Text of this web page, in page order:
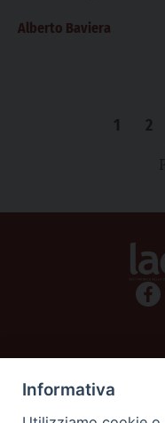
Alberto Baviera
1 2
Informativa